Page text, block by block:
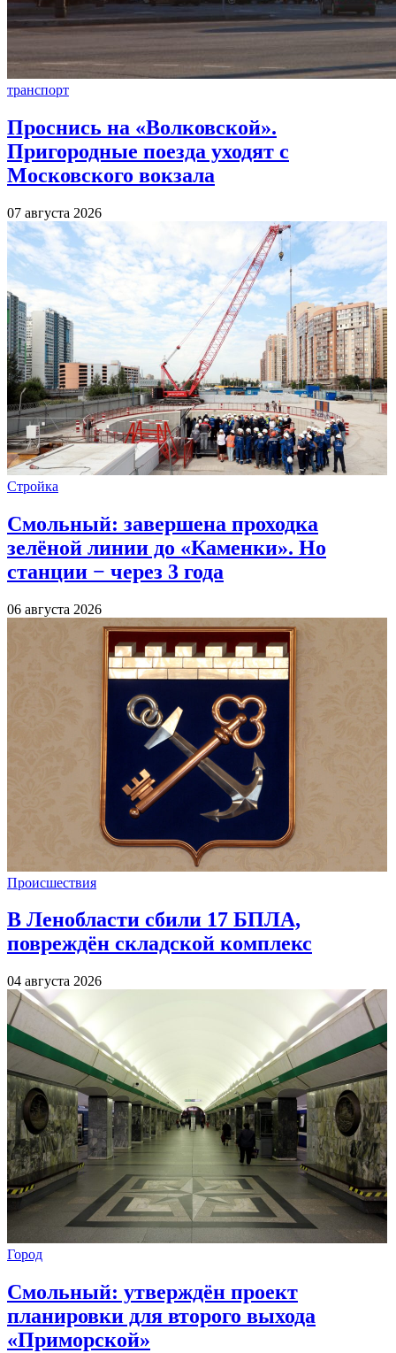
транспорт
Проснись на «Волковской».
Пригородные поезда уходят с
Московского вокзала
07 августа 2026
Стройка
Смольный: завершена проходка
зелёной линии до «Каменки». Но
станции − через 3 года
06 августа 2026
Происшествия
В Ленобласти сбили 17 БПЛА,
повреждён складской комплекс
04 августа 2026
Город
Смольный: утверждён проект
планировки для второго выхода
«Приморской»